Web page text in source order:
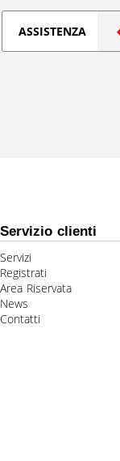
ASSISTENZA
Servizio clienti
Servizi
Registrati
Area Riservata
News
Contatti